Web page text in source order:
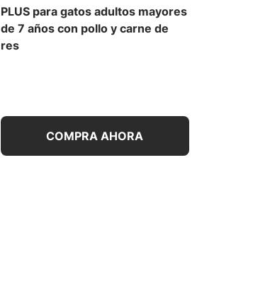
PLUS para gatos adultos mayores
de 7 años con pollo y carne de
res
COMPRA AHORA